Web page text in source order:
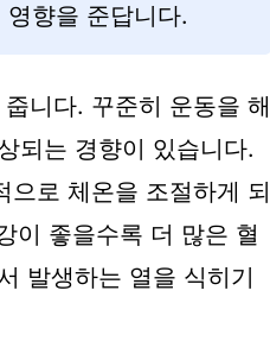
향을 준답니다.
니다. 꾸준히 운동을 해
되는 경향이 있습니다.
로 체온을 조절하게 되
이 좋을수록 더 많은 혈
발생하는 열을 식히기